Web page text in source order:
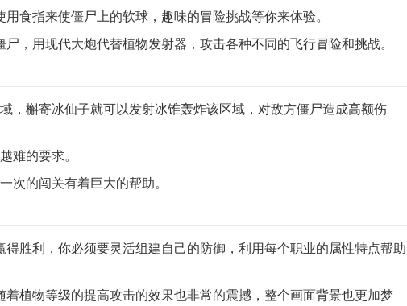
食指来使僵尸上的软球，趣味的冒险挑战等你来体验。
，用现代大炮代替植物发射器，攻击各种不同的飞行冒险和挑战。
，槲寄冰仙子就可以发射冰锥轰炸该区域，对敌方僵尸造成高额伤
难的要求。
次的闯关有着巨大的帮助。
胜利，你必须要灵活组建自己的防御，利用每个职业的属性特点帮助
植物等级的提高攻击的效果也非常的震撼，整个画面背景也更加梦